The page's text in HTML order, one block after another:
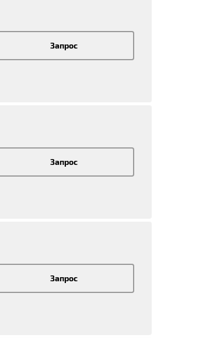
Запрос
Запрос
Запрос